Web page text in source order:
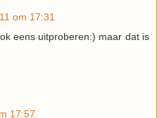
om 17:31
eens uitproberen:) maar dat is
17:57